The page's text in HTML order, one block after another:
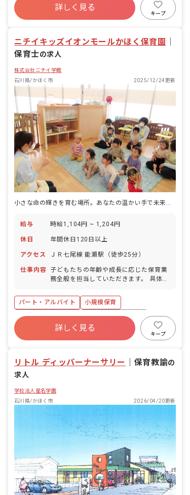
はアプリ、おたよりや日誌はタブレット
端末等で入力し、事務作業の効率化を図
ル導入：あり ■保護者との連絡アプリ導
入：あり
福利厚生充実
退職金制度
残業少なめ
詳しく見る
キープ
ニチイキッズイオンモールかほく保育園
保育士の求人
株式会社ニチイ学館
石川県/かほく市
2025/12/24更新
小さな命の輝きを育む場所。あなたの温かい手で未来を彩りませんか？
給与 時給1,104円 ~ 1,204円
休日 年間休日120日以上
アクセス ＪＲ七尾線 能瀬駅（徒歩25分）
仕事内容
子どもたちの年齢や成長に応じた保育業
務全般を担当していただきます。 具体的
境の整備（主活動の準備、清掃など） ・
保護者対応（連絡帳の作成など） ・帳票
作成（日誌、行事計画など） ■保育方
針：乳児保育のみ ■園児年齢層：0～2歳
児 ■書類作成ツール導入：あり ■保護者
パート・アルバイト
小規模保育
ボーナス・賞与あり
年間休日120日以上
社会保険完備
有給
福利厚生充実
詳しく見る
キープ
リトル ディッパーナーサリー 保育教諭の
求人
学校法人星名学園
石川県/かほく市
2026/04/20更新